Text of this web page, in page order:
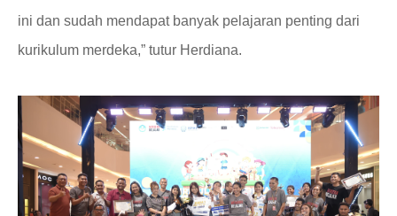
ini dan sudah mendapat banyak pelajaran penting dari
kurikulum merdeka,” tutur Herdiana.